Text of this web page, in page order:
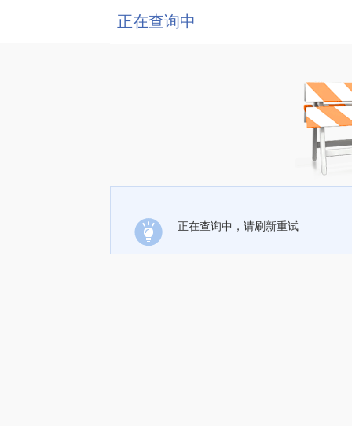
正在查询中
正在查询中，请刷新重试